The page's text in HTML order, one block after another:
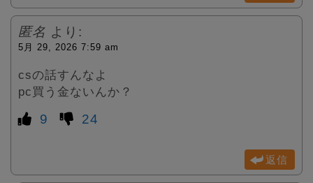
匿名 より:
5月 29, 2026 7:59 am
csの話すんなよ
pc買う金ないんか？
9 24
返信